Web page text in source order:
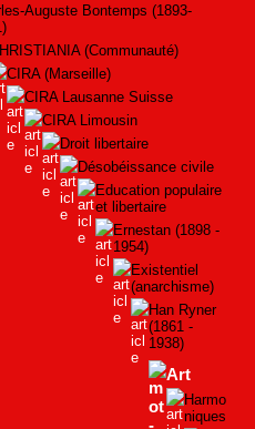
Auguste Bontemps (1893-
(Communauté)
CIRA (Marseille)
CIRA Lausanne Suisse
CIRA Limousin
Droit libertaire
Désobéissance civile
Education populaire
et libertaire
Ernestan (1898 -
1954)
Existentiel
(anarchisme)
Han Ryner
(1861 -
1938)
Art
Harmo
niques